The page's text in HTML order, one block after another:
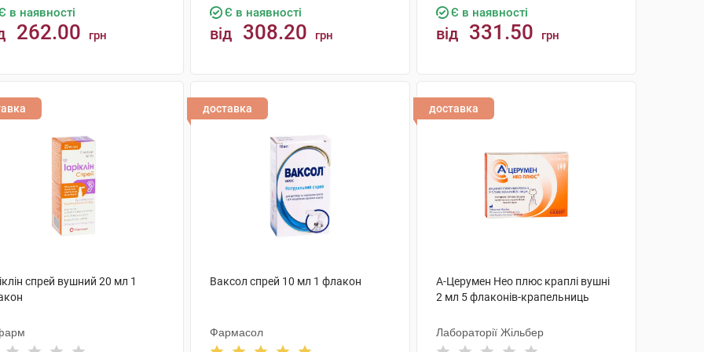
в наявності
262.00 грн
Є в наявності
від 308.20 грн
Є в наявності
від 331.50 грн
спрей вушний 20 мл 1
доставка
Ваксол спрей 10 мл 1 флакон
Фармасол
доставка
А-Церумен Нео плюс краплі вушні
2 мл 5 флаконів-крапельниць
Лабораторії Жільбер